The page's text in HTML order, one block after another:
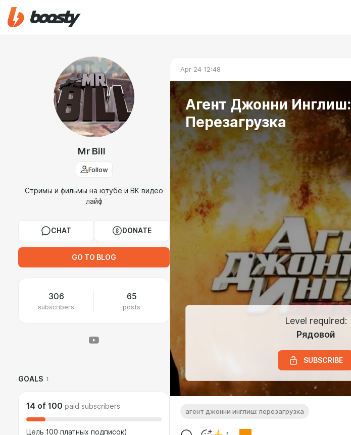
Mr Bill
Follow
Стримы и фильмы на ютубе и ВК видео
лайф
CHAT DONATE
GO TO BLOG
306
subscribers
65
posts
GOALS 1
14 of 100 paid subscribers
Цель 100 платных подписок)
Apr 24 12:48
Агент Джонни Инглиш:
Перезагрузка
Level required:
Рядовой
SUBSCRIBE
агент джонни инглиш: перезагрузка